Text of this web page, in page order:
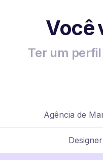
Você
Ter um
Agência de
Designer